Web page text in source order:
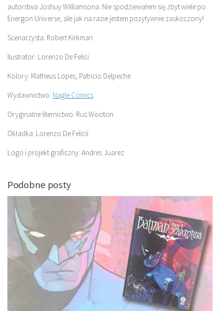
autorstwa Joshuy Williamsona. Nie spodziewałem się zbyt wiele po
Energon Universe, ale jak na razie jestem pozytywnie zaskoczony!
Scenarzysta: Robert Kirkman
Ilustrator: Lorenzo De Felici
Kolory: Matheus Lopes, Patricio Delpeche
Wydawnictwo: Nagle Comics
Oryginalne liternictwo: Rus Wooton
Okładka: Lorenzo De Felicii
Logo i projekt graficzny: Andres Juarez
Podobne posty